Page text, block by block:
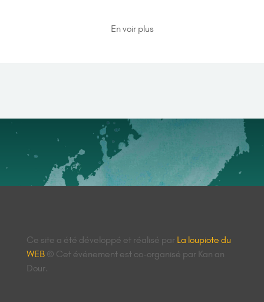
En voir plus
Ce site a été développé et réalisé par La loupiote du
WEB© Cet événement est co-organisé par Kan an
Dour.